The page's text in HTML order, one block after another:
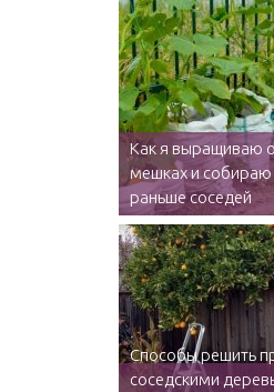
Как я выращиваю
мешках и
раньше соседей
Способы решить
соседскими